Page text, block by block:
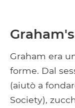
Graham era
forme. Dal
(aiutò a
Society),